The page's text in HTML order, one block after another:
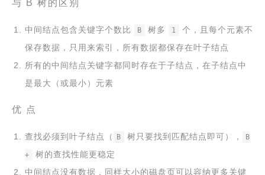
与 B 树的区别
中间结点包含关键字个数比 B 树多 1
个，且每个元素不
保存数据，只用来索引，所有数据都保存在叶子结点
所有的中间结点关键字都同时存在于子结点，在子结点中
是最大（或最小）元素
优 点
查找必须到叶子结点（ B 树只要找到匹配结点即可）， B
+
树的查找性能更稳定
中间结点没有数据，同样大小的磁盘页可以容纳更多关键